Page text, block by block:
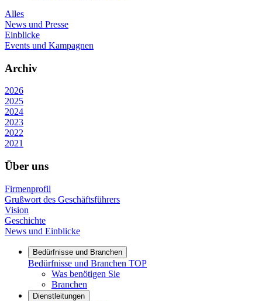
Alles
News und Presse
Einblicke
Events und Kampagnen
Archiv
2026
2025
2024
2023
2022
2021
Über uns
Firmenprofil
Grußwort des Geschäftsführers
Vision
Geschichte
News und Einblicke
Bedürfnisse und Branchen
Bedürfnisse und Branchen TOP
Was benötigen Sie
Branchen
Dienstleitungen